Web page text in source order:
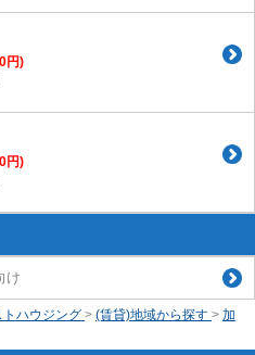
円)
円)
け
ハウジング > (賃貸)地域から探す > 加